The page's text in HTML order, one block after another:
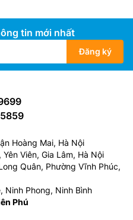
tin mới nhất
Đăng ký
Hoàng Mai, Hà Nội
Viên, Gia Lâm, Hà Nội
Quân, Phường Vĩnh Phúc,
Ninh Phong, Ninh Bình
Phú